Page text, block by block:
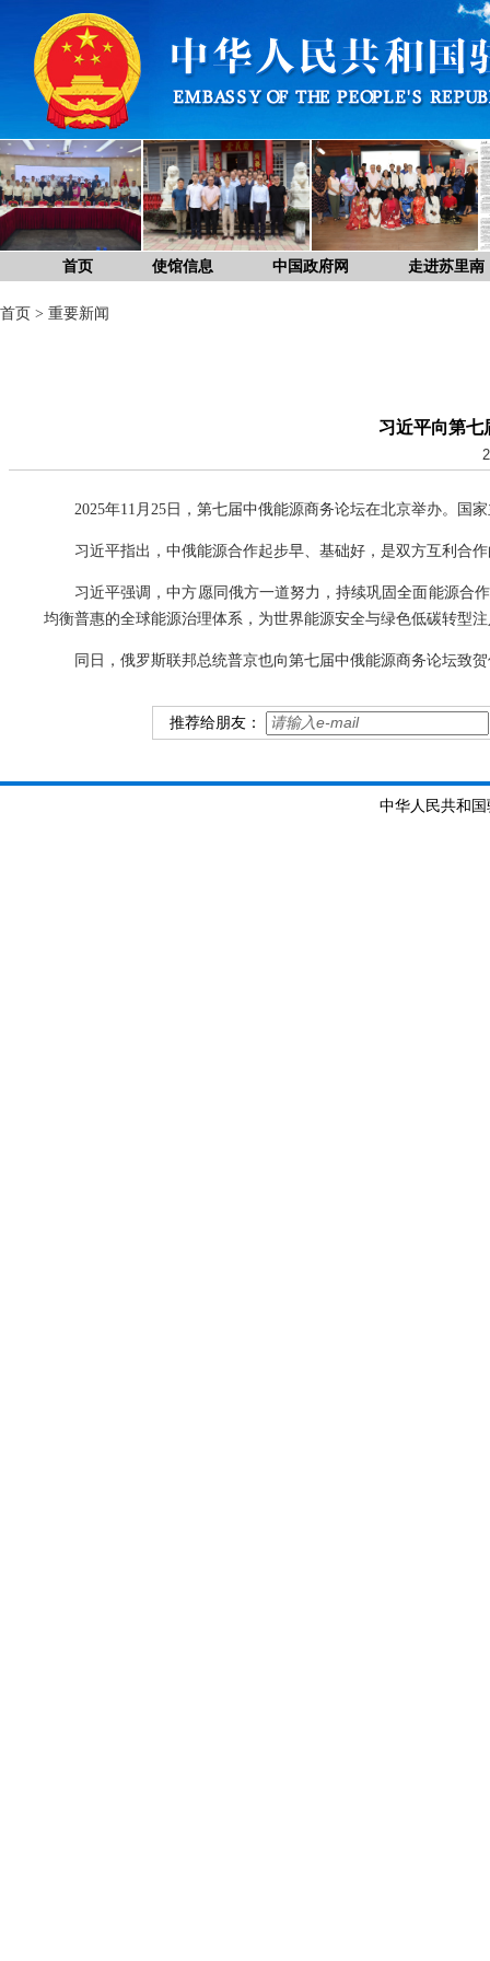
首页 使馆信息 中国政府网 走进苏里南
首页 > 重要新闻
习近平向第七
2025年11月25日，第七届中俄能源商务论坛在北京举办。国
习近平指出，中俄能源合作起步早、基础好，是双方互利合
习近平强调，中方愿同俄方一道努力，持续巩固全面能源合
均衡普惠的全球能源治理体系，为世界能源安全与绿色低碳转型
同日，俄罗斯联邦总统普京也向第七届中俄能源商务论坛致
推荐给朋友：
中华人民共和